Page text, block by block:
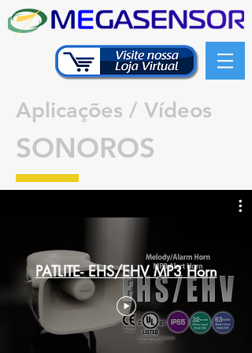
Aplicações / Vídeos
SONOROS
PATLITE- EHS/EHV MP3 Horn